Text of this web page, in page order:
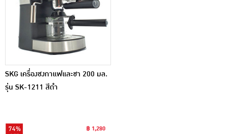
อาหารสด ผัก ผลไม้และเบเกอรี่
SKG เครื่องชงกาแฟและชา 200 มล.
รุ่น SK-1211 สีดำ
74%
฿ 1,280